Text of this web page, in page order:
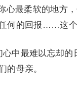
最柔软的地方，
何的回报……这个
最难以忘却的
的母亲。